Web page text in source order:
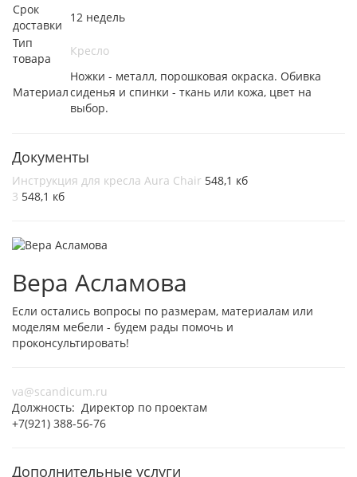
Срок
доставки
12 недель
Тип
товара
Кресло
Материал
Ножки - металл, порошковая окраска. Обивка
сиденья и спинки - ткань или кожа, цвет на
выбор.
Документы
Инструкция для кресла Aura Chair 548,1 кб
3 548,1 кб
Вера Асламова
Если остались вопросы по размерам, материалам или
моделям мебели - будем рады помочь и
проконсультировать!
va@scandicum.ru
Должность: Директор по проектам
+7(921) 388-56-76
Дополнительные услуги